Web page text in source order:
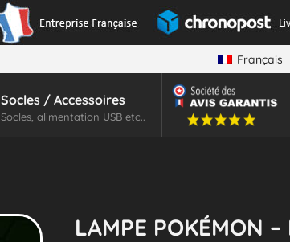
Français
Socles / Accessoires
Socles, alimentation USB etc..
LAMPE POKÉMON